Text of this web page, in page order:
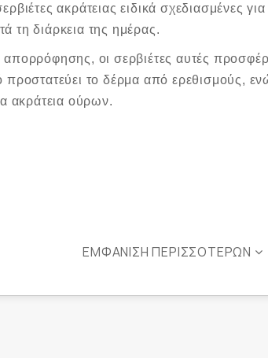
ακράτειας ειδικά σχεδιασμένες
τη διάρκεια της ημέρας.
οι σερβιέτες αυτές
το δέρμα από ερεθισμούς,
ακράτεια ούρων.
ΕΜΦΆΝΙΣΗ ΠΕΡΙΣΣΌΤΕΡΩΝ